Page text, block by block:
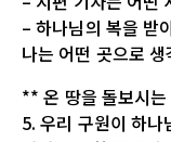
– 하나님의 복을 받
나는 어떤 곳으로
** 온 땅을 돌보시
5. 우리 구원이 하